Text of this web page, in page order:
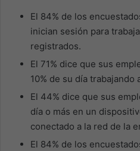
El 84% de los
inician sesión para
registrados.
El 71% dice que sus
10% de su día trabajando
El 44% dice que sus
día o más en un
conectado a la red de la
El 84% de los